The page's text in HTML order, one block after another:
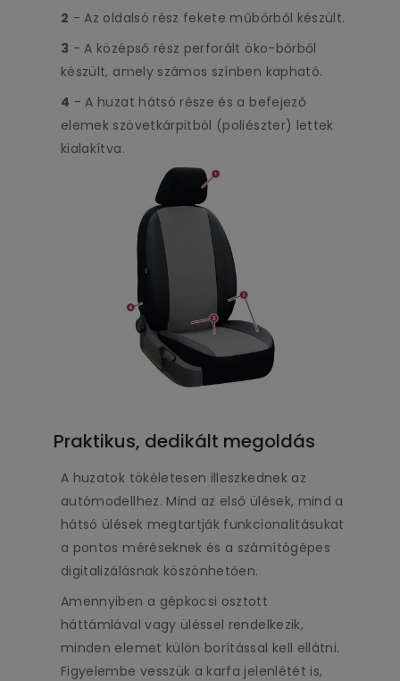
2 - Az oldalsó rész fekete műbőrből készült.
3 - A középső rész perforált öko-bőrből
készült, amely számos színben kapható.
4 - A huzat hátsó része és a befejező
elemek szövetkárpitból (poliészter) lettek
kialakítva.
Praktikus, dedikált megoldás
A huzatok tökéletesen illeszkednek az
autómodellhez. Mind az első ülések, mind a
hátsó ülések megtartják funkcionalitásukat
a pontos méréseknek és a számítógépes
digitalizálásnak köszönhetően.
Amennyiben a gépkocsi osztott
háttámlával vagy üléssel rendelkezik,
minden elemet külön borítással kell ellátni.
Figyelembe vesszük a karfa jelenlétét is,